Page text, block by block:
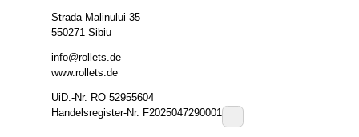
Strada Malinului 35
550271 Sibiu
info@rollets.de
www.rollets.de
UiD.-Nr. RO 52955604
Handelsregister-Nr. F2025047290001